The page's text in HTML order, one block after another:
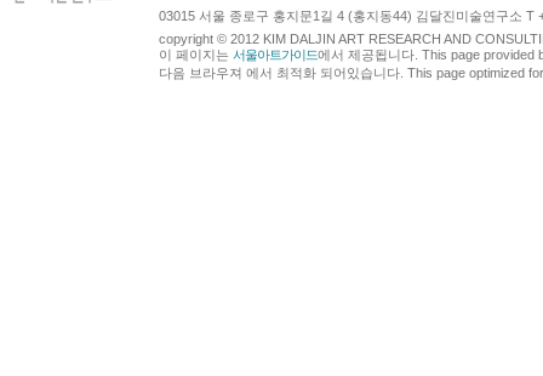
03015 서울 종로구 홍지문1길 4 (홍지동44) 김달진미술연구소 T
copyright © 2012 KIM DALJIN ART RESEARCH AND
이 페이지는 서울아트가이드에서 제공됩니다. This page provided
다음 브라우져 에서 최적화 되어있습니다. This page optimized